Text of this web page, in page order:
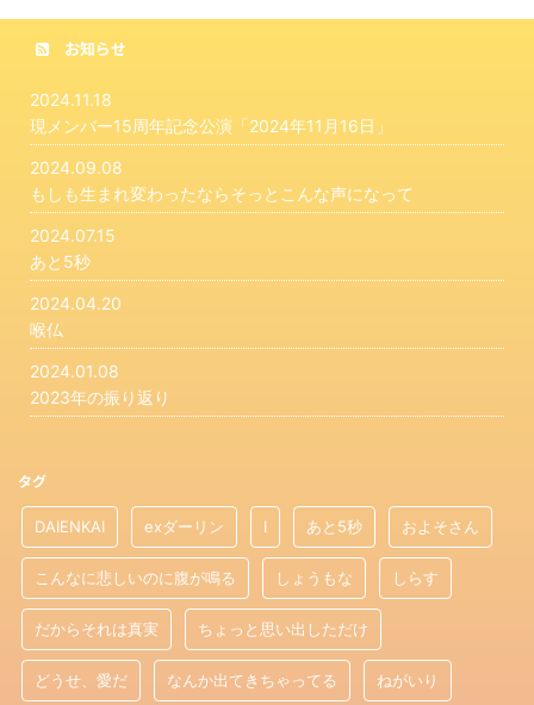
お知らせ
2024.11.18
現メンバー15周年記念公演「2024年11月16日」
2024.09.08
もしも生まれ変わったならそっとこんな声になって
2024.07.15
あと5秒
2024.04.20
喉仏
2024.01.08
2023年の振り返り
タグ
DAIENKAI exダーリン I あと5秒 およそさん
こんなに悲しいのに腹が鳴る しょうもな しらす
だからそれは真実 ちょっと思い出しただけ
どうせ、愛だ なんか出てきちゃってる ねがいり